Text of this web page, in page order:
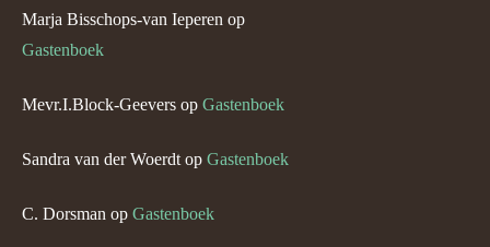
Marja Bisschops-van Ieperen op
Gastenboek
Mevr.I.Block-Geevers op Gastenboek
Sandra van der Woerdt op Gastenboek
C. Dorsman op Gastenboek